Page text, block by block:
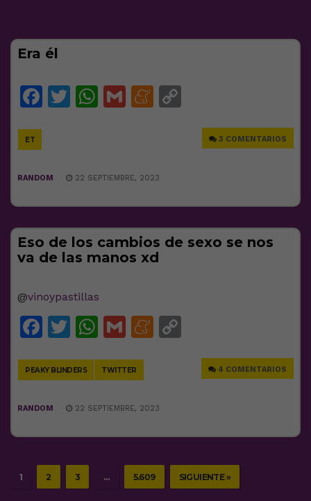
Era él
Facebook
Twitter
WhatsApp
GmailMeneame
ET 3 COMENTARIOS
RANDOM 22 SEPTIEMBRE, 2023
Eso de los cambios de sexo se nos
va de las manos xd
@vinoypastillas
Facebook
Twitter
WhatsApp
GmailMeneame
PEAKY BLINDERS TWITTER 4 COMENTARIOS
RANDOM 22 SEPTIEMBRE, 2023
1 2 3 … 5.609 SIGUIENTE »